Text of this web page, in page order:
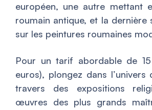
européen, une autre mettant
roumain antique, et la dernière
sur les peintures roumaines
Pour un tarif abordable de
euros), plongez dans l’univers
travers des expositions
œuvres des plus grands